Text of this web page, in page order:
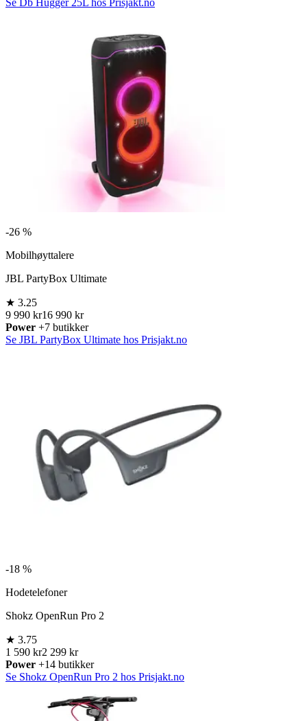
-26 %
Mobilhøyttalere
JBL PartyBox Ultimate
★ 3.25
9 990 kr16 990 kr
Power +7 butikker
Se JBL PartyBox Ultimate hos Prisjakt.no
-18 %
Hodetelefoner
Shokz OpenRun Pro 2
★ 3.75
1 590 kr2 299 kr
Power +14 butikker
Se Shokz OpenRun Pro 2 hos Prisjakt.no